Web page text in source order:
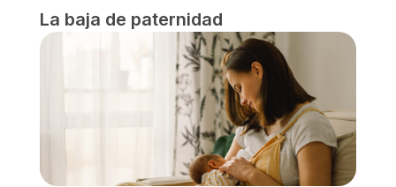
La baja de paternidad